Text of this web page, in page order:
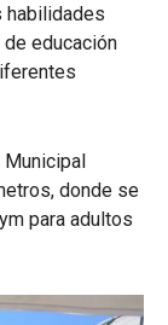
habilidades
educación
donde se
para adultos